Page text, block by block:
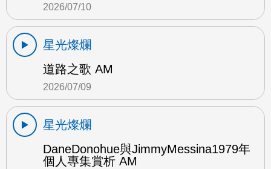
2026/07/10
星光燦爛
道路之歌 AM
2026/07/09
星光燦爛
DaneDonohue與JimmyMessina1979年
個人專集賞析 AM